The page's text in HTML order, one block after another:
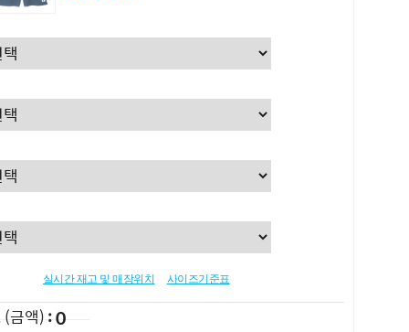
실시간 재고 및 매장위치 사이즈기준표
(금액) 0